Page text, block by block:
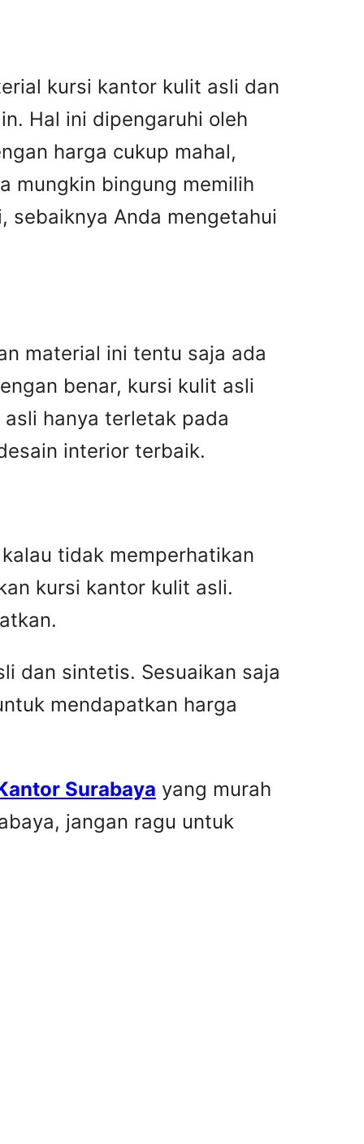
kursi kantor kulit asli dan
Hal ini dipengaruhi oleh
harga cukup mahal,
mungkin bingung memilih
sebaiknya Anda mengetahui
material ini tentu saja ada
benar, kursi kulit asli
hanya terletak pada
interior terbaik.
tidak memperhatikan
kursi kantor kulit asli.
dan sintetis. Sesuaikan saja
mendapatkan harga
Surabaya yang murah
jangan ragu untuk